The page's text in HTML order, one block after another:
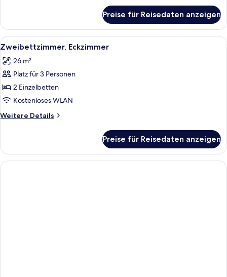
Suite
Preise für Reisedaten anzeigen
Alle
Fotos
für
Zweibettzimmer,
Eckzimmer
anzeigen
6
Zweibettzimmer, Eckzimmer
26 m²
Platz für 3 Personen
2 Einzelbetten
Kostenloses WLAN
Weitere Details
Weitere
Eckzimmer
Preise für Reisedaten anzeigen